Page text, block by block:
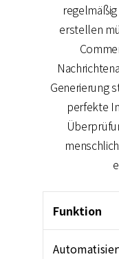
erstellen
Generierung
perfekte
Funktion